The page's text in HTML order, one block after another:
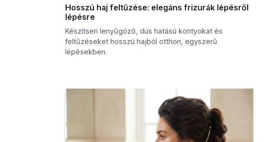
Hosszú haj feltűzése: elegáns frizurák lépésről
lépésre
Készítsen lenyűgöző, dús hatású kontyokat és
feltűzéseket hosszú hajból otthon, egyszerű
lépésekben.